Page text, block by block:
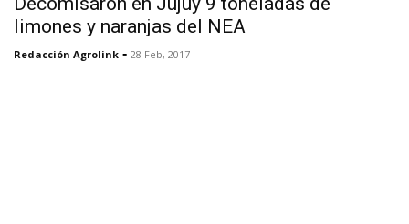
limones y naranjas del NEA
Redacción Agrolink - 28 Feb, 2017